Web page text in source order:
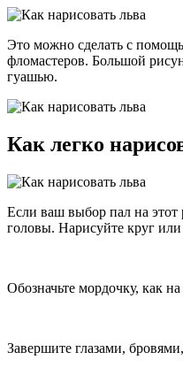
Это можно сделать с
фломастеров. Большой
гуашью.
Как легко
Если ваш выбор пал на этот
головы. Нарисуйте круг или
Обозначьте мордочку, как
Завершите глазами,